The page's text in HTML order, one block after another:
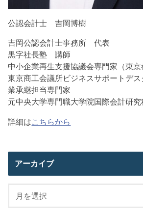
公認会計士 吉岡博樹
吉岡公認会計士事務所 代表
黒字社長塾 講師
中小企業再生支援協議会専門家（東京
東京商工会議所ビジネスサポートデ
業承継担当専門家
元中央大学専門職大学院国際会計研
詳細は こちらから
アーカイブ